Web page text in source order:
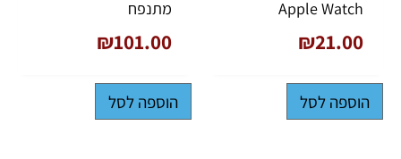
Apple Watch
₪21.00
הוספה לסל
מתנפח
₪101.00
הוספה לסל